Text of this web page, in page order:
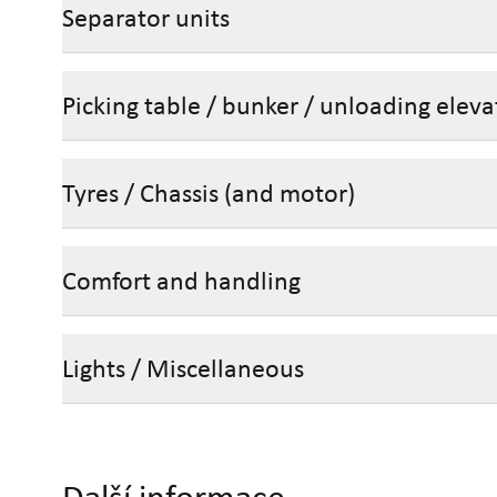
Separator units
Picking table / bunker / unloading
Tyres / Chassis (and motor)
Comfort and handling
Lights / Miscellaneous